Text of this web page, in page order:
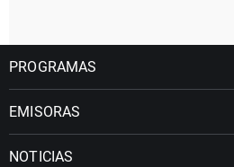
PROGRAMAS
EMISORAS
NOTICIAS